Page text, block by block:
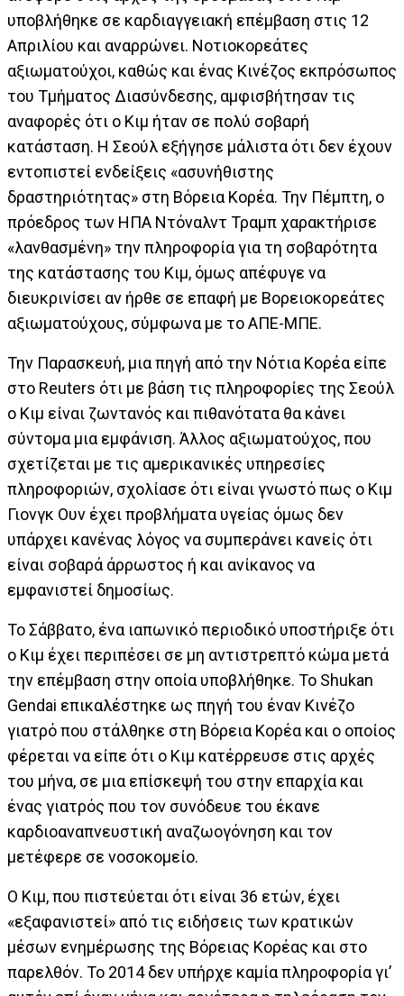
υποβλήθηκε σε καρδιαγγειακή επέμβαση στις 12
Απριλίου και αναρρώνει. Νοτιοκορεάτες
αξιωματούχοι, καθώς και ένας Κινέζος εκπρόσωπος
του Τμήματος Διασύνδεσης, αμφισβήτησαν τις
αναφορές ότι ο Κιμ ήταν σε πολύ σοβαρή
κατάσταση. Η Σεούλ εξήγησε μάλιστα ότι δεν έχουν
εντοπιστεί ενδείξεις «ασυνήθιστης
δραστηριότητας» στη Βόρεια Κορέα. Την Πέμπτη, ο
πρόεδρος των ΗΠΑ Ντόναλντ Τραμπ χαρακτήρισε
«λανθασμένη» την πληροφορία για τη σοβαρότητα
της κατάστασης του Κιμ, όμως απέφυγε να
διευκρινίσει αν ήρθε σε επαφή με Βορειοκορεάτες
αξιωματούχους, σύμφωνα με το ΑΠΕ-ΜΠΕ.
Την Παρασκευή, μια πηγή από την Νότια Κορέα είπε
στο Reuters ότι με βάση τις πληροφορίες της Σεούλ
ο Κιμ είναι ζωντανός και πιθανότατα θα κάνει
σύντομα μια εμφάνιση. Άλλος αξιωματούχος, που
σχετίζεται με τις αμερικανικές υπηρεσίες
πληροφοριών, σχολίασε ότι είναι γνωστό πως ο Κιμ
Γιονγκ Ουν έχει προβλήματα υγείας όμως δεν
υπάρχει κανένας λόγος να συμπεράνει κανείς ότι
είναι σοβαρά άρρωστος ή και ανίκανος να
εμφανιστεί δημοσίως.
Το Σάββατο, ένα ιαπωνικό περιοδικό υποστήριξε ότι
ο Κιμ έχει περιπέσει σε μη αντιστρεπτό κώμα μετά
την επέμβαση στην οποία υποβλήθηκε. Το Shukan
Gendai επικαλέστηκε ως πηγή του έναν Κινέζο
γιατρό που στάλθηκε στη Βόρεια Κορέα και ο οποίος
φέρεται να είπε ότι ο Κιμ κατέρρευσε στις αρχές
του μήνα, σε μια επίσκεψή του στην επαρχία και
ένας γιατρός που τον συνόδευε του έκανε
καρδιοαναπνευστική αναζωογόνηση και τον
μετέφερε σε νοσοκομείο.
Ο Κιμ, που πιστεύεται ότι είναι 36 ετών, έχει
«εξαφανιστεί» από τις ειδήσεις των κρατικών
μέσων ενημέρωσης της Βόρειας Κορέας και στο
παρελθόν. Το 2014 δεν υπήρχε καμία πληροφορία γι’